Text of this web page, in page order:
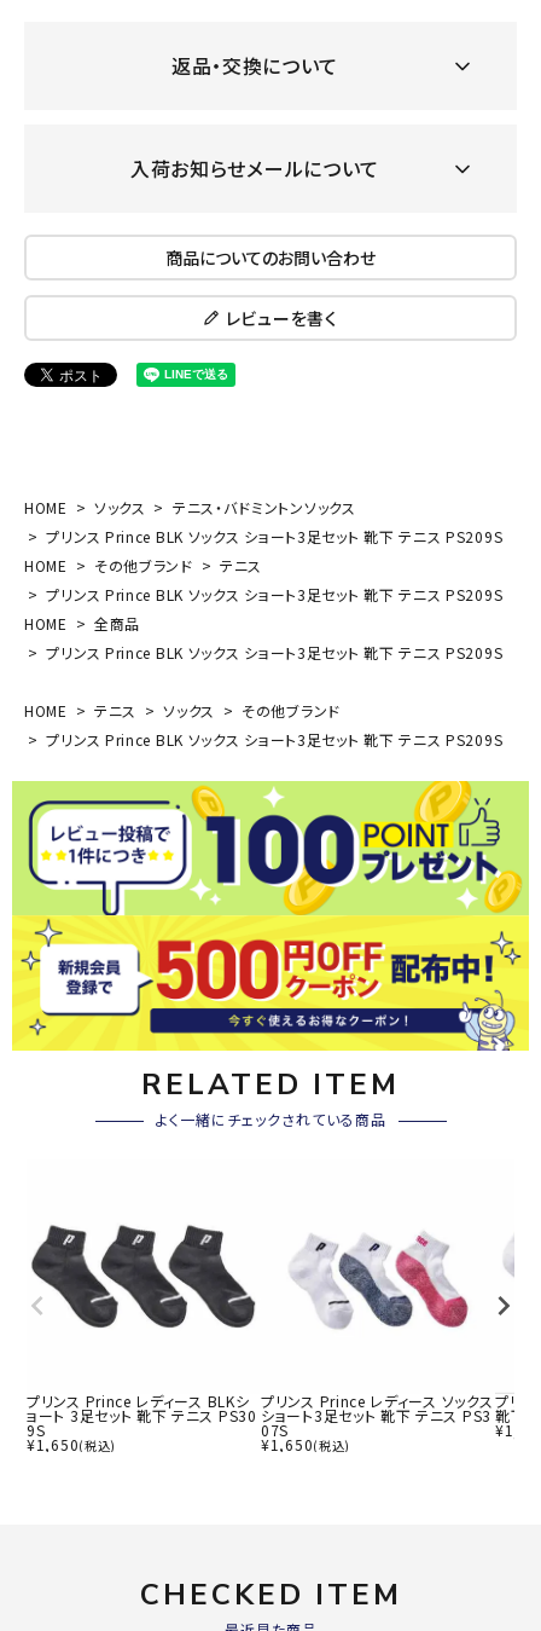
返品・交換について
入荷お知らせメールについて
商品についてのお問い合わせ
レビューを書く
HOME ソックス
テニス・バドミントンソックス
プリンス Prince BLK ソックス ショート3足セット 靴下 テニス PS209S
HOME
その他ブランド
テニス
プリンス Prince BLK ソックス ショート3足セット 靴下 テニス PS209S
HOME
全商品
プリンス Prince BLK ソックス ショート3足セット 靴下 テニス PS209S
HOME テニス ソックス
その他ブランド
プリンス Prince BLK ソックス ショート3足セット 靴下 テニス PS209S
RELATED ITEM
よく一緒にチェックされている商品
プリンス Prince レディース BLKシ
ョート 3足セット 靴下 テニス PS30
9S
¥1,650(税込)
プリンス Prince レディース ソックス
ショート3足セット 靴下 テニス PS3
07S
¥1,650(税込)
プリ
靴下
¥
CHECKED ITEM